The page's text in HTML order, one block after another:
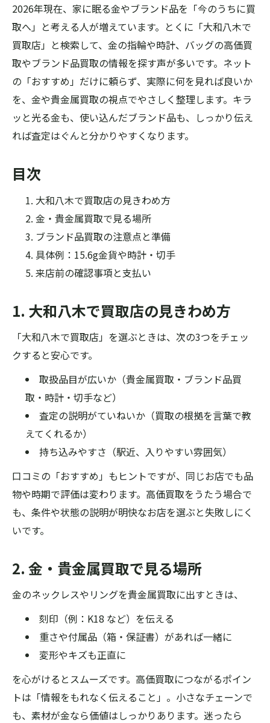
2026年現在、家に眠る金やブランド品を「今のうちに買
取へ」と考える人が増えています。とくに「大和八木で
買取店」と検索して、金の指輪や時計、バッグの高価買
取やブランド品買取の情報を探す声が多いです。ネット
の「おすすめ」だけに頼らず、実際に何を見れば良いか
を、金や貴金属買取の視点でやさしく整理します。キラ
ッと光る金も、使い込んだブランド品も、しっかり伝え
れば査定はぐんと分かりやすくなります。
目次
大和八木で買取店の見きわめ方
金・貴金属買取で見る場所
ブランド品買取の注意点と準備
具体例：15.6g金貨や時計・切手
来店前の確認事項と支払い
1. 大和八木で買取店の見きわめ方
「大和八木で買取店」を選ぶときは、次の3つをチェッ
クすると安心です。
取扱品目が広いか（貴金属買取・ブランド品買
取・時計・切手など）
査定の説明がていねいか（買取の根拠を言葉で教
えてくれるか）
持ち込みやすさ（駅近、入りやすい雰囲気）
口コミの「おすすめ」もヒントですが、同じお店でも品
物や時期で評価は変わります。高価買取をうたう場合で
も、条件や状態の説明が明快なお店を選ぶと失敗しにく
いです。
2. 金・貴金属買取で見る場所
金のネックレスやリングを貴金属買取に出すときは、
刻印（例：K18 など）を伝える
重さや付属品（箱・保証書）があれば一緒に
変形やキズも正直に
を心がけるとスムーズです。高価買取につながるポイン
トは「情報をもれなく伝えること」。小さなチェーンで
も、素材が金なら価値はしっかりあります。迷ったら